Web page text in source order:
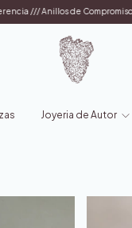
Compromiso, Alianzas y
Joyeria de Autor